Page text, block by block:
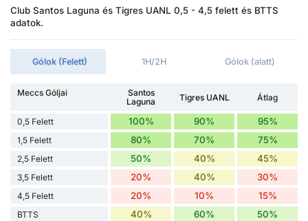
Club Santos Laguna és Tigres UANL 0,5 - 4,5 felett és BTTS
adatok.
Gólok (Felett) 1H/2H Gólok (alatt)
Meccs Góljai
Santos
Laguna
Tigres UANL Átlag
0,5 Felett 100% 90% 95%
1,5 Felett 80% 70% 75%
2,5 Felett 50% 40% 45%
3,5 Felett 20% 40% 30%
4,5 Felett 20% 10% 15%
BTTS 40% 60% 50%